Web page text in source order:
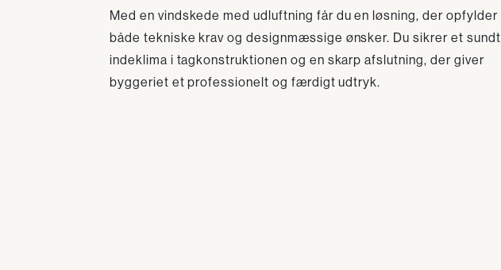
Med en vindskede med udluftning får du en løsning, der opfylder
både tekniske krav og designmæssige ønsker. Du sikrer et sundt
indeklima i tagkonstruktionen og en skarp afslutning, der giver
byggeriet et professionelt og færdigt udtryk.